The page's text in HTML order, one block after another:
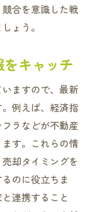
合を意識した戦
ょう。
キャッチ
ますので、最新
例えば、経済指
ラなどが不動産
す。これらの情
却タイミングを
のに役立ちま
連携すること